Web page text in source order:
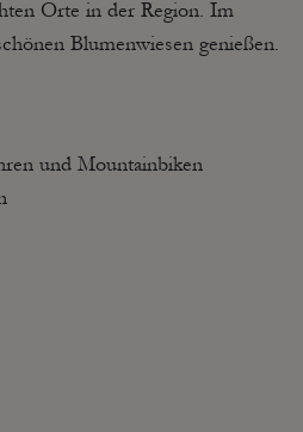
Orte in der Region. Im
Blumenwiesen genießen.
und Mountainbiken